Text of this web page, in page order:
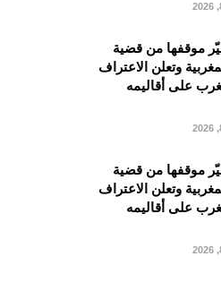
موقفها من قضية
وتعلن الاعتراف
على أقاليمه
موقفها من قضية
وتعلن الاعتراف
على أقاليمه